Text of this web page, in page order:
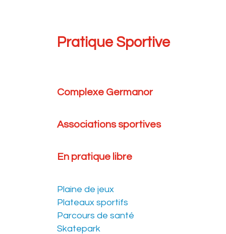
Pratique Sportive
Complexe Germanor
Associations sportives
En pratique libre
Plaine de jeux
Plateaux sportifs
Parcours de santé
Skatepark